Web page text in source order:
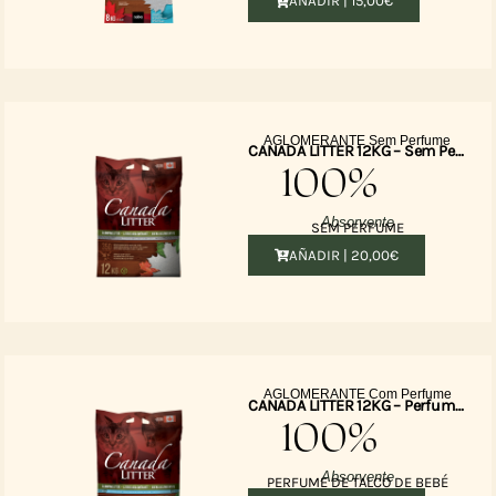
AGLOMERANTE Sem Perfume
CANADA LITTER 12KG – Sem Perfume
100%
Absorvente
SEM PERFUME
AÑADIR | 20,00€
AGLOMERANTE Com Perfume
CANADA LITTER 12KG – Perfume de talco de bebe
100%
Absorvente
PERFUME DE TALCO DE BEBÉ